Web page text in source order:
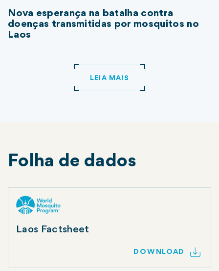
Nova esperança na batalha contra
doenças transmitidas por mosquitos no
Laos
LEIA MAIS
Folha de dados
Laos Factsheet
DOWNLOAD